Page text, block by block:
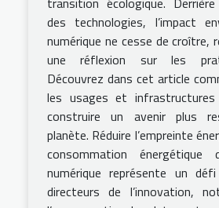
des technologies, l’impact
numérique ne cesse de croître,
une réflexion sur les
Découvrez dans cet article
les usages et infrastructures
construire un avenir plus
planète. Réduire l’empreinte
consommation
numérique représente un
directeurs de l’innovation,